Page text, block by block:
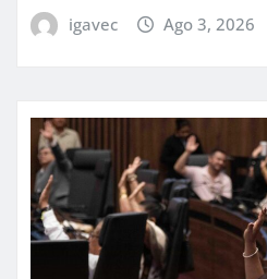
igavec Ago 3, 2026